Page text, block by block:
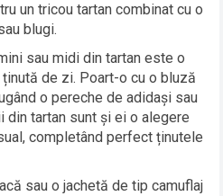
un tricou tartan combinat cu o
blugi.
sau midi din tartan este o
de zi. Poart-o cu o bluză
o pereche de adidași sau
din tartan sunt și ei o alegere
completând perfect ținutele
sau o jachetă de tip camuflaj